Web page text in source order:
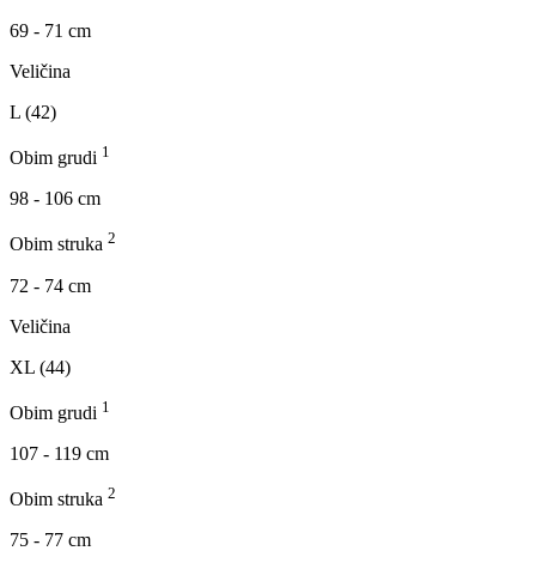
69 - 71 cm
Veličina
L (42)
Obim grudi 1
98 - 106 cm
Obim struka 2
72 - 74 cm
Veličina
XL (44)
Obim grudi 1
107 - 119 cm
Obim struka 2
75 - 77 cm